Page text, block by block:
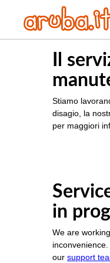
Il
Stiamo
disagio, la
per maggiori
in
We are
our support